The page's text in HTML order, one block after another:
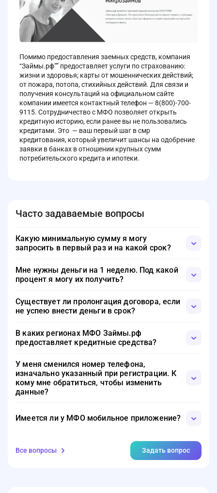
Помимо предоставления заемных средств, компания
“Займы.рф”” предоставляет услуги по страхованию:
жизни и здоровья; карты от мошеннических действий;
от пожара, потопа, стихийных действий. Для связи и
получения консультаций на официальном сайте
компании имеется контактный телефон — 8(800)-700-
9115. Сотрудничество с МФО позволяет открыть
кредитную историю, если ранее вы не пользовались
кредитами. Это — ваш первый шаг в смр
кредитования, который увеличит шансы на одобрение
заявки в банках в отношении крупных сумм
потребительского кредита и ипотеки.
Часто задаваемые вопросы
Какую минимальную сумму я могу
запросить в первый раз и на какой срок?
можно указать даже один день. Минимальный порог,
установленный Займы.ру по сумме, — 1 тысяча рублей.
Мне нужны деньги на 1 неделю. Под какой
процент я могу их получить?
применяется ставка 0%.
Существует ли пролонгация договора, если
не успею внести деньги в срок?
займу. Если нет возможности выплачивать основной
долг, то договор продлевается автоматически. Не нужно
этом не предусмотрено.
В каких регионах МФО Займы.рф
предоставляет кредитные средства?
У меня сменился номер телефона,
изначально указанный при регистрации. К
кому мне обратиться, чтобы изменить
данные?
первичной регистрации: введите новый номер,
верифицируйте его при помощи СМС, которая на него
Имеется ли у МФО мобильное приложение?
Все вопросы
Задать вопрос